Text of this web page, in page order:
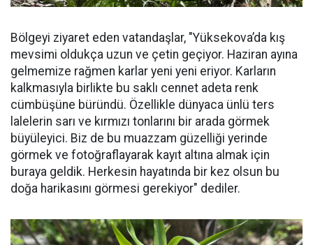
Bölgeyi ziyaret eden vatandaşlar, "Yüksekova’da kış
mevsimi oldukça uzun ve çetin geçiyor. Haziran ayına
gelmemize rağmen karlar yeni yeni eriyor. Karların
kalkmasıyla birlikte bu saklı cennet adeta renk
cümbüşüne büründü. Özellikle dünyaca ünlü ters
lalelerin sarı ve kırmızı tonlarını bir arada görmek
büyüleyici. Biz de bu muazzam güzelliği yerinde
görmek ve fotoğraflayarak kayıt altına almak için
buraya geldik. Herkesin hayatında bir kez olsun bu
doğa harikasını görmesi gerekiyor" dediler.